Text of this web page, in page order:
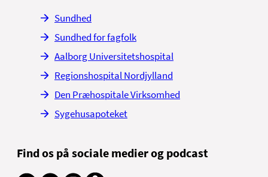
Sundhed
Sundhed for fagfolk
Aalborg Universitetshospital
Regionshospital Nordjylland
Den Præhospitale Virksomhed
Sygehusapoteket
Find os på sociale medier og podcast